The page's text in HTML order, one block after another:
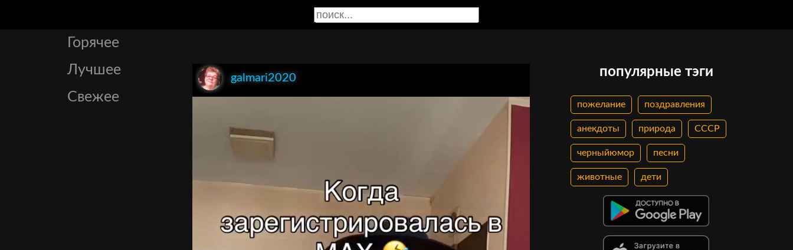
Горячее
Лучшее
Свежее
galmari2020 популярные тэги
пожелание поздравления
анекдоты природа СССР
черныйюмор песни
животные дети